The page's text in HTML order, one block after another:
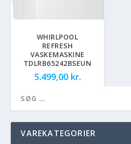
WHIRLPOOL
REFRESH
VASKEMASKINE
TDLRB65242BSEUN
5.499,00 kr.
VAREKATEGORIER